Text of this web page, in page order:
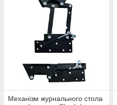
Механізм журнального стола